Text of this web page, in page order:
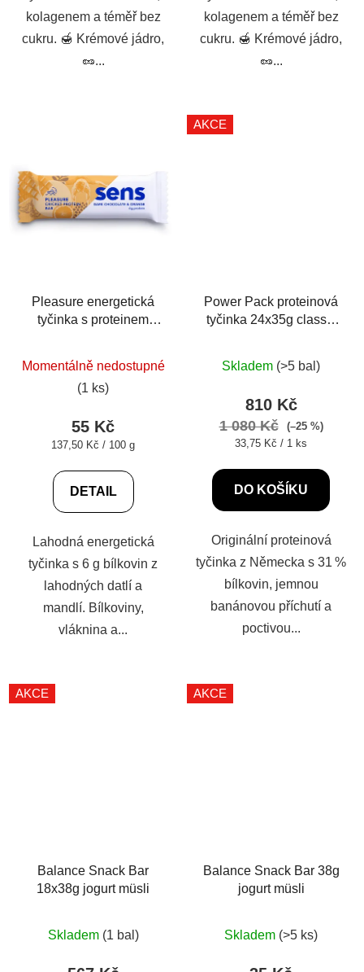
kolagenem a téměř bez
cukru. 🍯 Krémové jádro,
🥜...
kolagenem a téměř bez
cukru. 🍯 Krémové jádro,
🥜...
Pleasure energetická
tyčinka s proteinem
Momentálně nedostupné
(1 ks)
55 Kč
Měrná
137,50 Kč / 100 g
DETAIL
Lahodná energetická
tyčinka s 6 g bílkovin z
lahodných datlí a
mandlí. Bílkoviny,
vláknina a...
AKCE
Power Pack proteinová
tyčinka 24x35g classic
Skladem (>5 bal)
810 Kč
1 080 Kč
(–25 %)
Měrná
33,75 Kč / 1 ks
DO KOŠÍKU
Originální proteinová
tyčinka z Německa s 31 %
bílkovin, jemnou
banánovou příchutí a
poctivou...
AKCE
Balance Snack Bar
18x38g jogurt müsli
Skladem (1 bal)
AKCE
Balance Snack Bar 38g
jogurt müsli
hodnocení
produktu
Skladem (>5 ks)